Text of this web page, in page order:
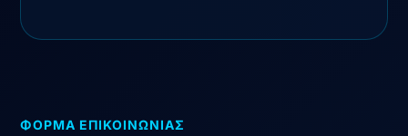
ΦΟΡΜΑ ΕΠΙΚΟΙΝΩΝΙΑΣ